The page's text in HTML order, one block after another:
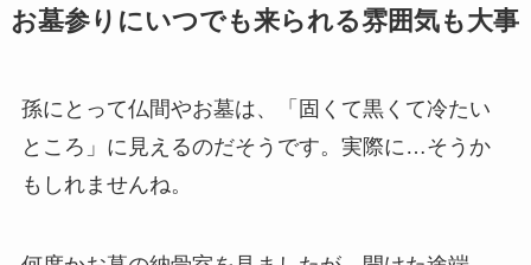
お墓参りに​いつでも​来られる​雰囲気も​大事
孫にとって仏間やお墓は、「固くて黒くて冷たい
ところ」に見えるのだそうです。実際に…そうか
もしれませんね。